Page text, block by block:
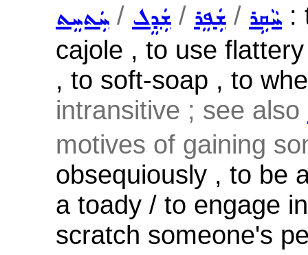
ܚܲܬܚܸܬ / ܫܲܕܸܠ / ܫܲܦܸܪ / ܚܵܩܹܪ :
cajole , to use
, to soft-soap , to
intransitive ; see also
motives of gaining
obsequiously , to be
a toady / to engage
scratch someone's